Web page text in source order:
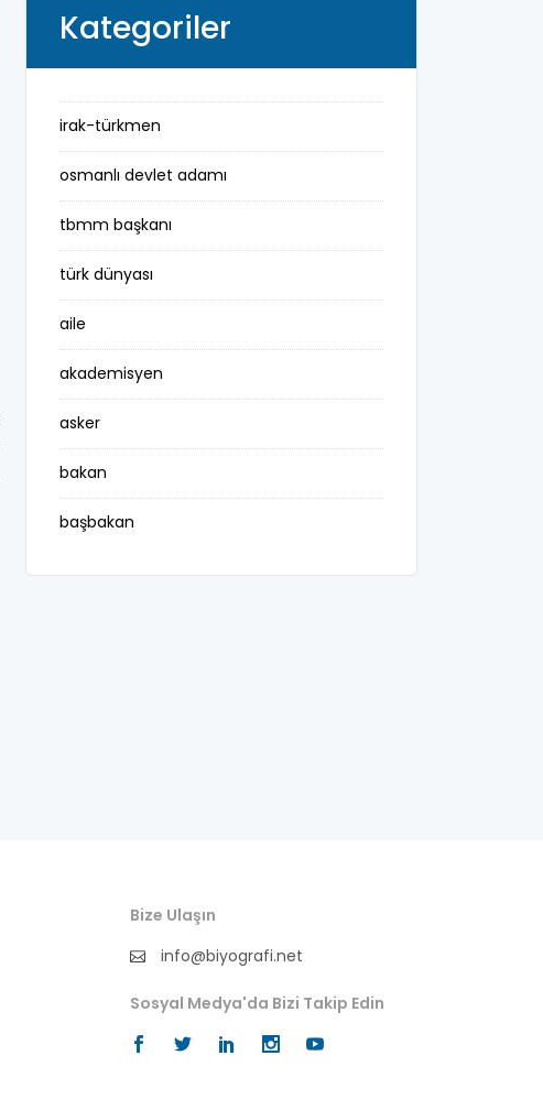
Kategoriler
irak-türkmen
osmanlı devlet adamı
tbmm başkanı
türk dünyası
aile
akademisyen
asker
bakan
başbakan
belediye başkanı
din adamıBize Ulaşın
info@biyografi.net
Sosyal Medya'da Bizi Takip Edin